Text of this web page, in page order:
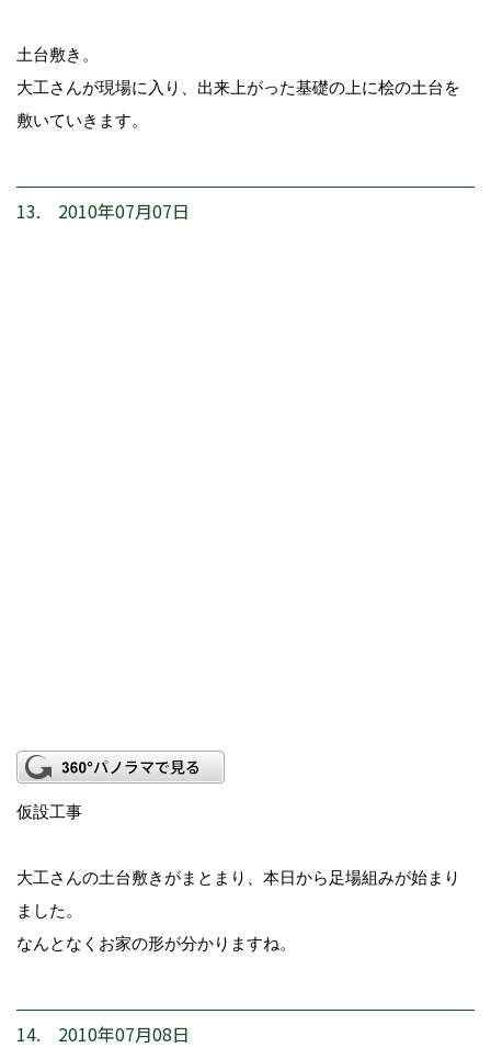
土台敷き。
大工さんが現場に入り、出来上がった基礎の上に桧の土台を
敷いていきます。
13. 2010年07月07日
仮設工事
大工さんの土台敷きがまとまり、本日から足場組みが始まり
ました。
なんとなくお家の形が分かりますね。
14. 2010年07月08日